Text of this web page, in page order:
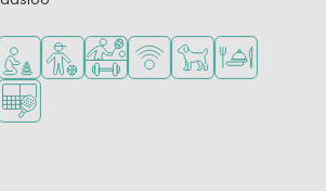
omgeving
zwembadvoor jonge kinderen
Aanbevolen voor tieners
Veel mogelijkheden om te
WiFi beschikbaar
HuisdierenRestaurant of
elektrische auto